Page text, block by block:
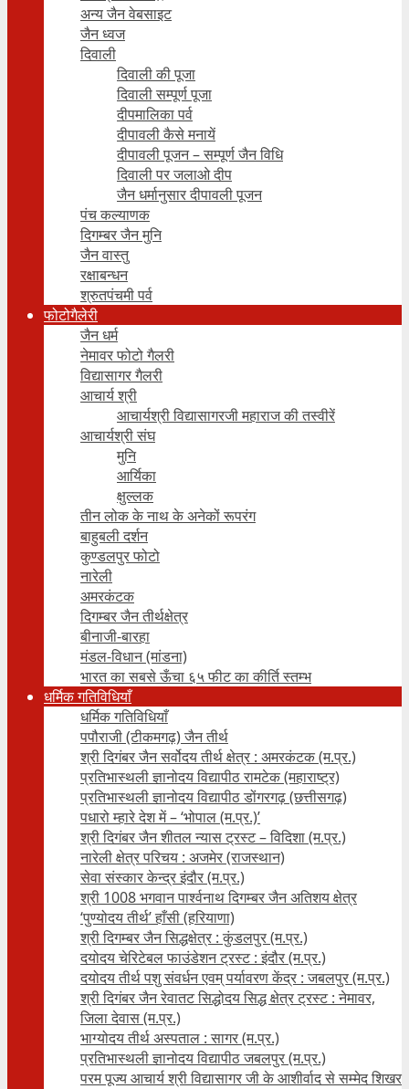
अन्य जैन वेबसाइट
जैन ध्वज
दिवाली
दिवाली की पूजा
दिवाली सम्पूर्ण पूजा
दीपमालिका पर्व
दीपावली कैसे मनायें
दीपावली पूजन – सम्पूर्ण जैन विधि
दिवाली पर जलाओ दीप
जैन धर्मानुसार दीपावली पूजन
पंच कल्याणक
दिगम्बर जैन मुनि
जैन वास्तु
रक्षाबन्धन
श्रुतपंचमी पर्व
फोटोगैलेरी
जैन धर्म
नेमावर फोटो गैलरी
विद्यासागर गैलरी
आचार्य श्री
आचार्यश्री विद्यासागरजी महाराज की तस्वीरें
आचार्यश्री संघ
मुनि
आर्यिका
क्षुल्लक
तीन लोक के नाथ के अनेकों रूपरंग
बाहुबली दर्शन
कुण्डलपुर फोटो
नारेली
अमरकंटक
दिगम्बर जैन तीर्थक्षेत्र
बीनाजी-बारहा
मंडल-विधान (मांडना)
भारत का सबसे ऊँचा ६५ फीट का कीर्ति स्तम्भ
धर्मिक गतिविधियाँ
धर्मिक गतिविधियाँ
पपौराजी (टीकमगढ़) जैन तीर्थ
श्री दिगंबर जैन सर्वोदय तीर्थ क्षेत्र : अमरकंटक (म.प्र.)
प्रतिभास्थली ज्ञानोदय विद्यापीठ रामटेक (महाराष्ट्र)
प्रतिभास्थली ज्ञानोदय विद्यापीठ डोंगरगढ़ (छत्तीसगढ़)
पधारो म्हारे देश में – ‘भोपाल (म.प्र.)’
श्री दिगंबर जैन शीतल न्यास ट्रस्ट – विदिशा (म.प्र.)
नारेली क्षेत्र परिचय : अजमेर (राजस्थान)
सेवा संस्कार केन्द्र इंदौर (म.प्र.)
श्री 1008 भगवान पार्श्वनाथ दिगम्बर जैन अतिशय क्षे‍त्र
‘पुण्योदय तीर्थ’ हाँसी (हरियाणा)
श्री दिगम्बर जैन सिद्धक्षेत्र : कुंडलपुर (म.प्र.)
दयोदय चेरिटेबल फाउंडेशन ट्रस्ट : इंदौर (म.प्र.)
दयोदय तीर्थ पशु संवर्धन एवम्‌ पर्यावरण केंद्र : जबलपुर (म.प्र.)
श्री दिगंबर जैन रेवातट सिद्धोदय सिद्ध क्षेत्र ट्रस्ट : नेमावर,
जिला देवास (म.प्र.)
भाग्योदय तीर्थ अस्पताल : सागर (म.प्र.)
प्रतिभास्थली ज्ञानोदय विद्यापीठ जबलपुर (म.प्र.)
परम पूज्य आचार्य श्री विद्यासागर जी के आशीर्वाद से सम्मेद शिखर